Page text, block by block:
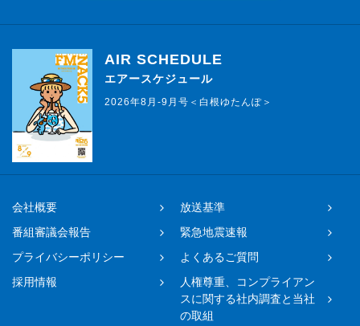
AIR SCHEDULE
エアースケジュール
2026年8月-9月号＜白根ゆたんぽ＞
会社概要
放送基準
番組審議会報告
緊急地震速報
プライバシーポリシー
よくあるご質問
採用情報
人権尊重、コンプライアン
スに関する社内調査と当社
の取組